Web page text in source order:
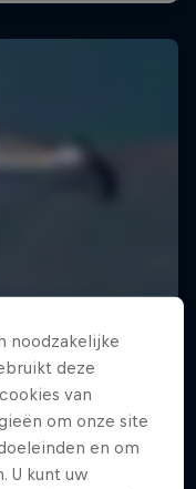
noodzakelijke
deze
van
om onze site
en om
U kunt uw